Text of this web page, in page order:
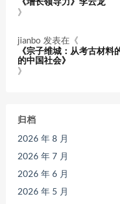
《增长领导力》李云龙
》
jianbo 发表在《
《宗子维城：从考古材
的中国社会》
》
归档
2026 年 8 月
2026 年 7 月
2026 年 6 月
2026 年 5 月